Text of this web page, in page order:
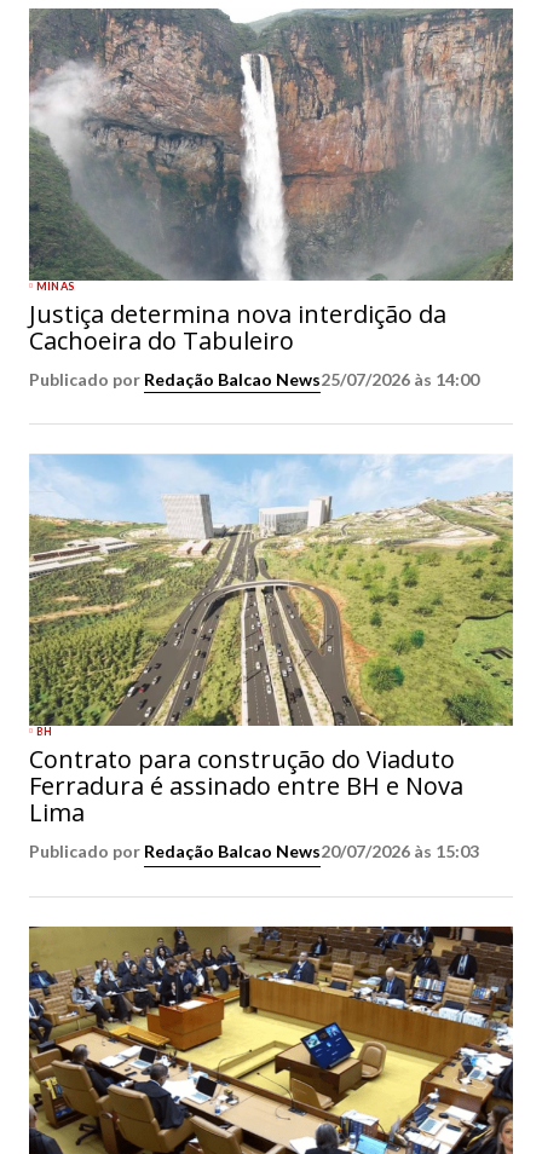
MINAS
Justiça determina nova interdição da
Cachoeira do Tabuleiro
Publicado por Redação Balcao News25/07/2026 às 14:00
BH
Contrato para construção do Viaduto
Ferradura é assinado entre BH e Nova
Lima
Publicado por Redação Balcao News20/07/2026 às 15:03